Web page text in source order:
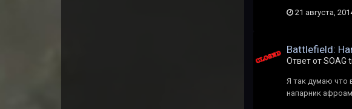
21 августа,
Battlefield:
Ответ от SOAG
Я так думаю что
напарник